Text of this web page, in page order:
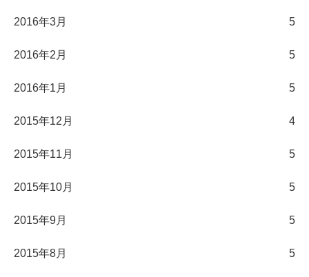
2016年3月 5
2016年2月 5
2016年1月 5
2015年12月 4
2015年11月 5
2015年10月 5
2015年9月 5
2015年8月 5